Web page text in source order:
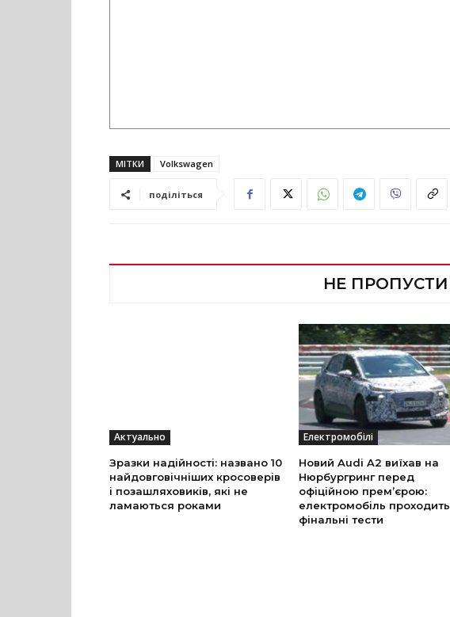
МІТКИ Volkswagen
поділіться
НЕ ПРОПУСТИ
Актуально
Зразки надійності: названо 10
найдовговічніших кросоверів
і позашляховиків, які не
ламаються роками
Електромобілі
Новий Audi A2 виїхав на
Нюрбургринг перед
офіційною прем’єрою:
електромобіль проходить
фінальні тести